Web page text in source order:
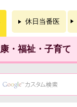
休日当番医
・福祉・子育て